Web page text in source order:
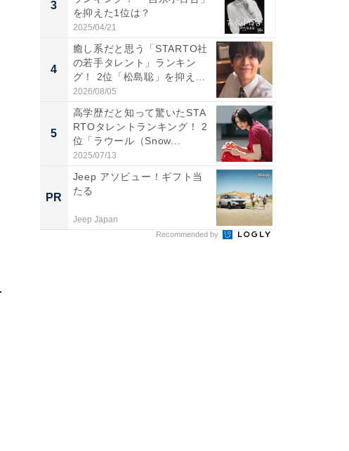
3
を抑えた1位は？
2025/04/21
4
癒し系だと思う「STARTO社
の若手タレント」ランキン
グ！ 2位「松島聡」を抑え...
2026/08/05
5
高学歴だと知って驚いたSTA
RTOタレントランキング！ 2
位「ラウール（Snow...
2025/07/13
PR
Jeep アソビュー！ギフト当
たる
Jeep Japan
Recommended by